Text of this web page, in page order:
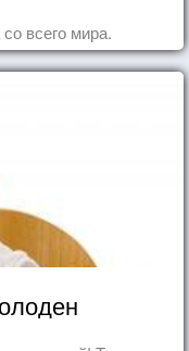
всего мира.